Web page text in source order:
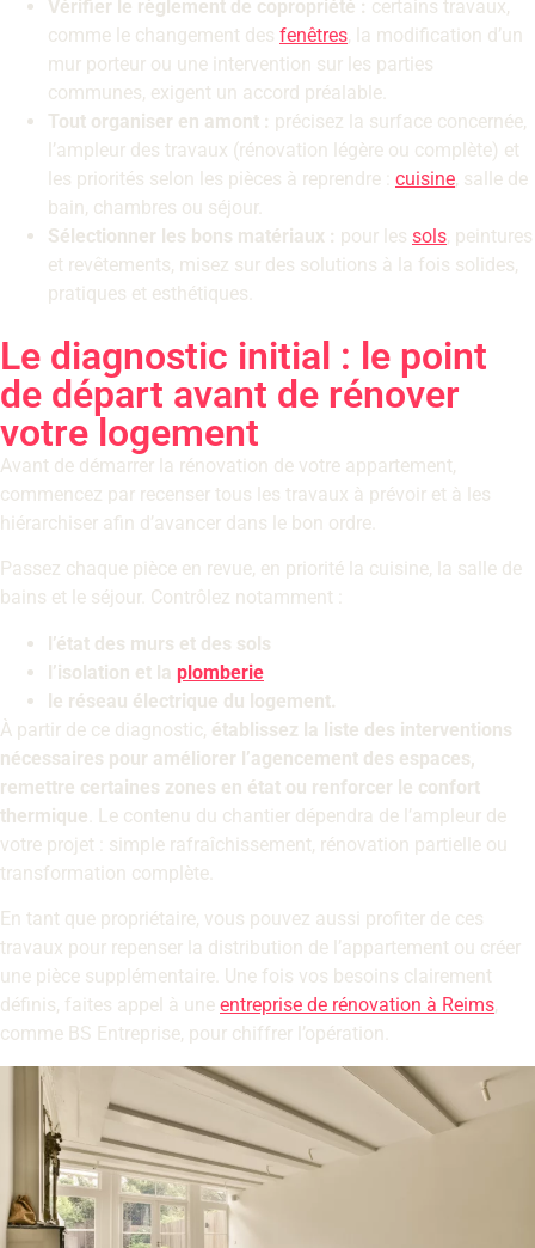
Vérifier le règlement de copropriété : certains travaux,
comme le changement des fenêtres, la modification d’un
mur porteur ou une intervention sur les parties
communes, exigent un accord préalable.
Tout organiser en amont : précisez la surface concernée,
l’ampleur des travaux (rénovation légère ou complète) et
les priorités selon les pièces à reprendre : cuisine, salle de
bain, chambres ou séjour.
Sélectionner les bons matériaux : pour les sols, peintures
et revêtements, misez sur des solutions à la fois solides,
pratiques et esthétiques.
Le diagnostic initial : le point
de départ avant de rénover
votre logement
Avant de démarrer la rénovation de votre appartement,
commencez par recenser tous les travaux à prévoir et à les
hiérarchiser afin d’avancer dans le bon ordre.
Passez chaque pièce en revue, en priorité la cuisine, la salle de
bains et le séjour. Contrôlez notamment :
l’état des murs et des sols
l’isolation et la plomberie
le réseau électrique du logement.
À partir de ce diagnostic, établissez la liste des interventions
nécessaires pour améliorer l’agencement des espaces,
remettre certaines zones en état ou renforcer le confort
thermique . Le contenu du chantier dépendra de l’ampleur de
votre projet : simple rafraîchissement, rénovation partielle ou
transformation complète.
En tant que propriétaire, vous pouvez aussi profiter de ces
travaux pour repenser la distribution de l’appartement ou créer
une pièce supplémentaire. Une fois vos besoins clairement
définis, faites appel à une entreprise de rénovation à Reims,
comme BS Entreprise, pour chiffrer l’opération.